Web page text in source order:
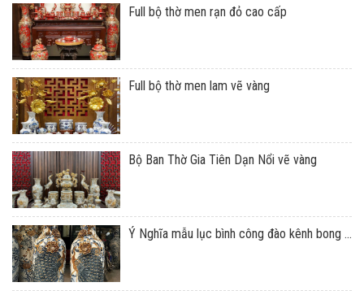
Full bộ thờ men rạn đỏ cao cấp
Full bộ thờ men lam vẽ vàng
Bộ Ban Thờ Gia Tiên Dạn Nổi vẽ vàng
Ý Nghĩa mẫu lục bình công đào kênh bong ...